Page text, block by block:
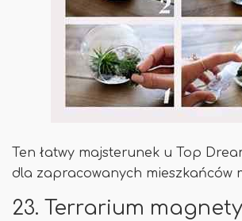
Ten łatwy majsterunek u Top
dla zapracowanych mieszkańców
23. Terrarium